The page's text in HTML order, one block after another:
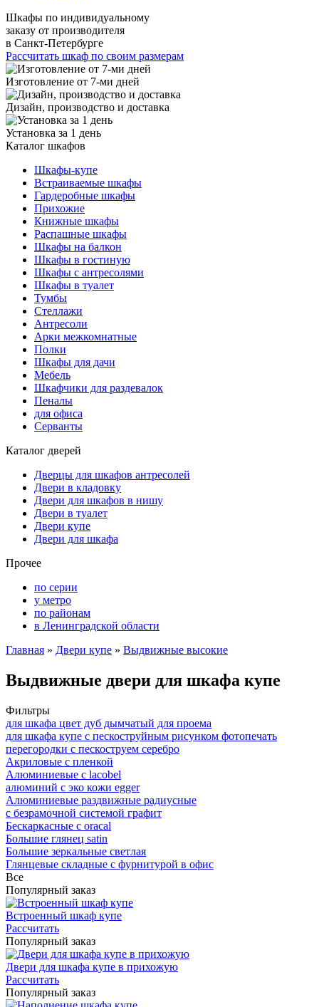
Шкафы по индивидуальному
заказу от производителя
в Санкт-Петербурге
Рассчитать шкаф по своим размерам
Изготовление от 7-ми дней
Дизайн, производство и доставка
Установка за 1 день
Каталог шкафов
Шкафы-купе
Встраиваемые шкафы
Гардеробные шкафы
Прихожие
Книжные шкафы
Распашные шкафы
Шкафы на балкон
Шкафы в гостиную
Шкафы с антресолями
Шкафы в туалет
Тумбы
Стеллажи
Антресоли
Арки межкомнатные
Полки
Шкафы для дачи
Мебель
Шкафчики для раздевалок
Пеналы
для офиса
Серванты
Каталог дверей
Дверцы для шкафов антресолей
Двери в кладовку
Двери для шкафов в нишу
Двери в туалет
Двери купе
Двери для шкафа
Прочее
по серии
у метро
по районам
в Ленинградской области
Главная » Двери купе » Выдвижные высокие
Выдвижные двери для шкафа купе
Фильтры
для шкафа цвет дуб дымчатый для проема
для шкафа купе с пескоструйным рисунком фотопечать
перегородки с пескоструем серебро
Акриловые с пленкой
Алюминиевые с lacobel
алюминий с эко кожи egger
Алюминиевые раздвижные радиусные
с безрамочной системой графит
Бескаркасные с oracal
Большие глянец satin
Большие зеркальные светлая
Глянцевые складные с фурнитурой в офис
Все
Популярный заказ
Встроенный шкаф купе
Рассчитать
Популярный заказ
Двери для шкафа купе в прихожую
Рассчитать
Популярный заказ